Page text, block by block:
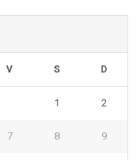
V S D
1 2
7 8 9